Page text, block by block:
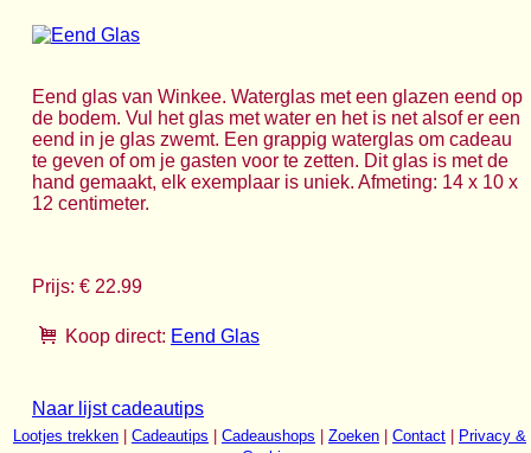
Eend glas van Winkee. Waterglas met een glazen eend op
de bodem. Vul het glas met water en het is net alsof er een
eend in je glas zwemt. Een grappig waterglas om cadeau
te geven of om je gasten voor te zetten. Dit glas is met de
hand gemaakt, elk exemplaar is uniek. Afmeting: 14 x 10 x
12 centimeter.
Prijs: € 22.99
Koop direct: Eend Glas
Naar lijst cadeautips
Lootjes trekken Cadeautips Cadeaushops Zoeken Contact
Privacy &